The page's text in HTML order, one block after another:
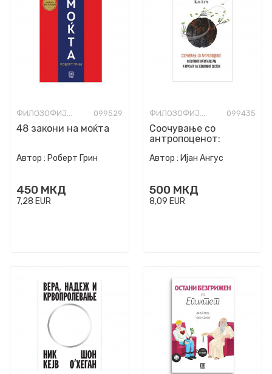
ФИЛОЗОФИЈА И СВЕТОГЛЕД 099529
48 закони на моќта
Автор : Роберт Грин
450 МКД
7,28 EUR
ФИЛОЗОФИЈА И СВЕТОГЛЕД 099435
Соочување со
антропоценот:
капитализам и
Автор : Ијан Ангус
500 МКД
8,09 EUR